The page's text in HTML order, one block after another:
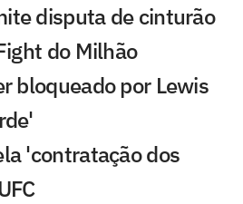
disputa de cinturão
do Milhão
bloqueado por Lewis
'contratação dos